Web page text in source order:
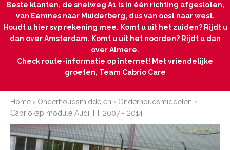
Beste klanten, de snelweg A1 is in één richting afgesloten,
van Eemnes naar Muiderberg, dus van oost naar west.
Houdt u hier svp rekening mee. Komt u uit het zuiden? Rijdt u
dan over Amsterdam. Komt u uit het noorden? Rijdt u dan
over Almere.
Check route-informatie op internet! Met vriendelijke
groeten, Team Cabrio Care
Home › Onderhoudsmiddelen › Onderhoudsmiddelen ›
Cabriokap module Audi TT 2007 - 2014